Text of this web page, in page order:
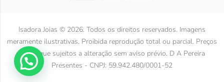
Isadora Joias © 2026. Todos os direitos reservados. Imagens
meramente ilustrativas. Proibida reprodução total ou parcial. Preços
e Estoque sujeitos a alteração sem aviso prévio. D A Pereira
Presentes - CNPJ: 59.942.480/0001-52